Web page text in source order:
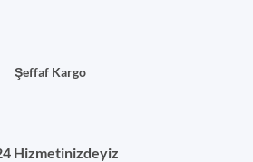
Şeffaf Kargo
Hizmetinizdeyiz